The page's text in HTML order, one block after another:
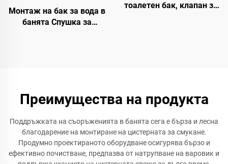
Монтаж на бак за вода в
банята Спушка за
тоалетен бак, клапан за
Преимущества на продукта
Поддръжката на съоръженията в банята сега е бърза и лесна
благодарение на монтиране на цистерната за смукане.
Продумно проектираното оборудване осигурява бързо и
ефективно почистване, предпазва от натрупване на варовик и